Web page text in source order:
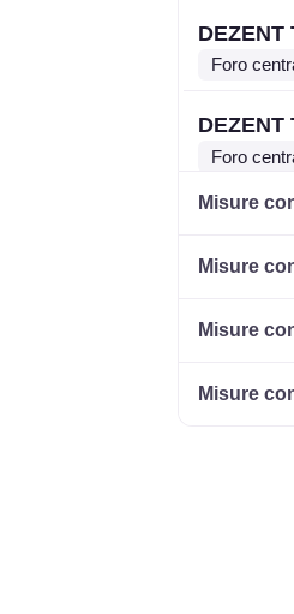
DEZENT
Foro
DEZENT
Foro
Foro
DEZENT
Misure
Misure
Misure
Misure